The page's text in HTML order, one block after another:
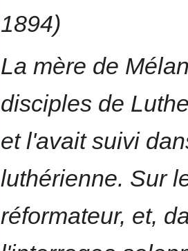
1894)
La mère de
disciples de
et l'avait suivi
luthérienne. Sur
réformateur, et,